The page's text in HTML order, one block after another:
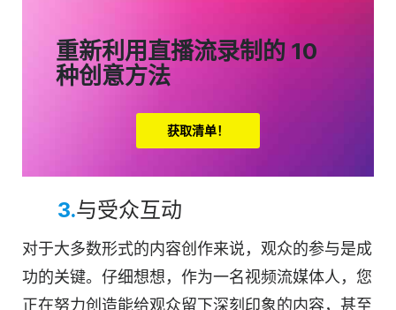
重新利用直播流录制的 10
种创意方法
获取清单！
3.与受众互动
对于大多数形式的内容创作来说，观众的参与是成
功的关键。仔细想想，作为一名视频流媒体人，您
正在努力创造能给观众留下深刻印象的内容，甚至